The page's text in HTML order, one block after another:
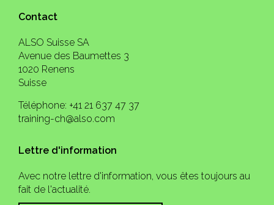
Contact
ALSO Suisse SA
Avenue des Baumettes 3
1020 Renens
Suisse
Téléphone: +41 21 637 47 37
training-ch@also.com
Lettre d'information
Avec notre lettre d'information, vous êtes toujours au
fait de l'actualité.